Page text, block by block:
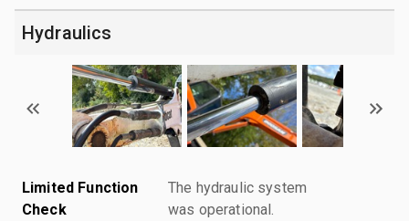
Hydraulics
Limited Function
Check
The hydraulic system
was operational.